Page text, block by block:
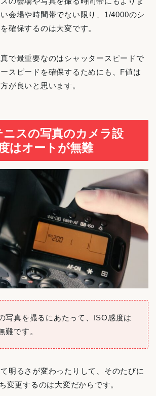
会場や時間帯でない限り、1/4000のシ
確保するのは大変です。
で最重要なのはシャッタースピードで
スピードを確保するためにも、F値は
が良いと思います。
ニスの写真のカメラ設
はオートが無難
写真を撮るにあたって、ISO感度は
難です。
明るさが変わったりして、そのたびに
変更するのは大変だからです。